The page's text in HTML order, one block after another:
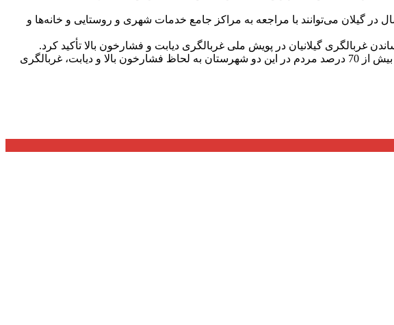
دانشگاه علوم پزشکی گیلان از تمدید طرح غربالگری سلامت تا پایان دی‌ماه خبر داد و گفت: همه افراد بالای ۱۸ سال در گیلان می‌توانند با مراجعه به مراکز جامع خدمات شهری و روستایی و خانه‌ها و
گیلانیان در پویش ملی غربالگری دیابت و فشارخون بالا تأکید کرد.
وی با بیان اینکه شهرستان‌های رودسر و املش بیشترین مشارکت را در اجرای طرح پویش ملی سلامت داشته‌اند، گفت: بیش از 70 درصد مردم در این دو شهرستان به لحاظ فشارخون بالا و دیابت، غربالگری